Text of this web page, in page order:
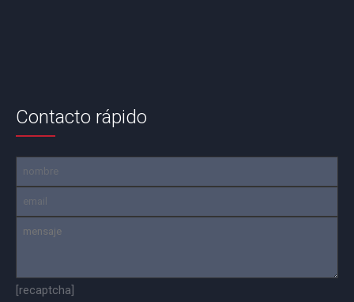
Contacto rápido
[recaptcha]